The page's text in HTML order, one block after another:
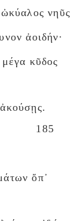
νηῦς
ἀοιδήν·
κῦδος
185
ὄπ᾽